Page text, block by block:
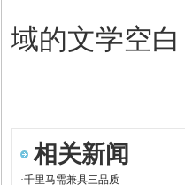
域的文学空
相关新闻
·千里马需兼具三品质